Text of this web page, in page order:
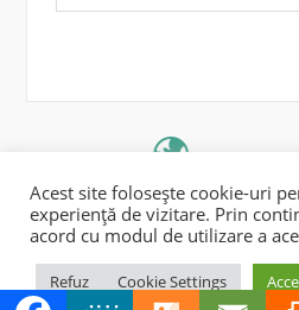
Drepturi de autor © 2026 Carfia.
Tema Codilight de
Acest site folosește cookie-uri
experiență de vizitare. Prin
acord cu modul de utilizare a
Refuz Cookie Settings